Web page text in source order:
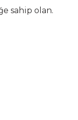
sahip olan.